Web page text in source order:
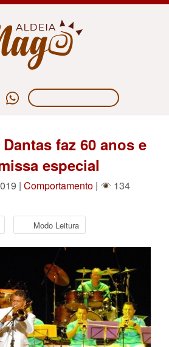
faz 60 anos e
especial
| Comportamento |
134
Modo Leitura